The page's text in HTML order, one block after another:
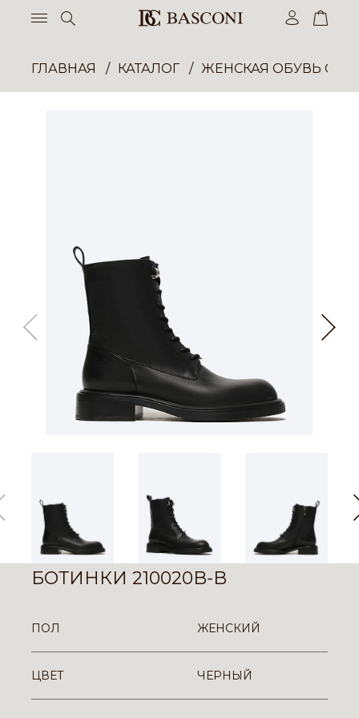
ГЛАВНАЯ КАТАЛОГ ЖЕНСКАЯ ОБУВЬ
БОТИНКИ 210020B-B
ПОЛ ЖЕНСКИЙ
ЦВЕТ ЧЕРНЫЙ